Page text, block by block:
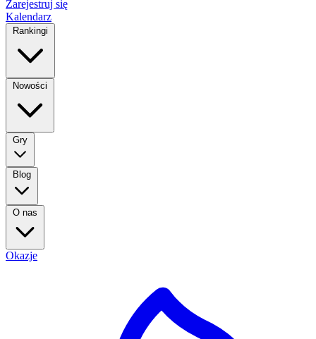
Zarejestruj się
Kalendarz
Rankingi
Nowości
Gry
Blog
O nas
Okazje